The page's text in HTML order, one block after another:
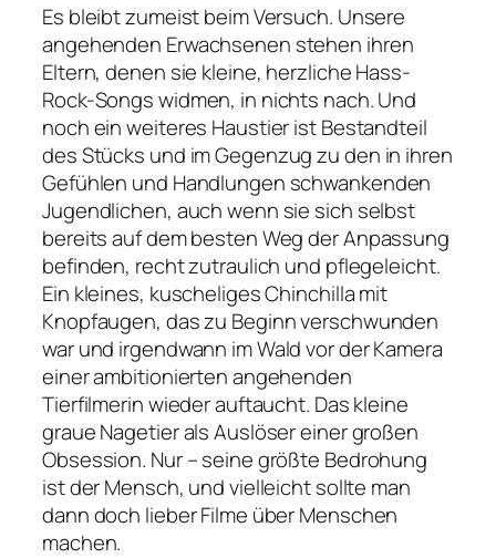
Es bleibt zumeist beim Versuch. Unsere
angehenden Erwachsenen stehen ihren
Eltern, denen sie kleine, herzliche Hass-
Rock-Songs widmen, in nichts nach. Und
noch ein weiteres Haustier ist Bestandteil
des Stücks und im Gegenzug zu den in ihren
Gefühlen und Handlungen schwankenden
Jugendlichen, auch wenn sie sich selbst
bereits auf dem besten Weg der Anpassung
befinden, recht zutraulich und pflegeleicht.
Ein kleines, kuscheliges Chinchilla mit
Knopfaugen, das zu Beginn verschwunden
war und irgendwann im Wald vor der Kamera
einer ambitionierten angehenden
Tierfilmerin wieder auftaucht. Das kleine
graue Nagetier als Auslöser einer großen
Obsession. Nur – seine größte Bedrohung
ist der Mensch, und vielleicht sollte man
dann doch lieber Filme über Menschen
machen.